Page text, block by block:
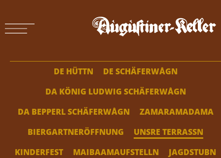
DE HÜTTN
DE SCHÄFERWÅGN
DA KÖNIG LUDWIG SCHÄFERWÅGN
DA BEPPERL SCHÄFERWÅGN
ZAMARAMADAMA
BIERGARTNERÖFFNUNG
UNSRE TERRASSN
KINDERFEST
MAIBAAMAUFSTELLN
JAGDSTUBN